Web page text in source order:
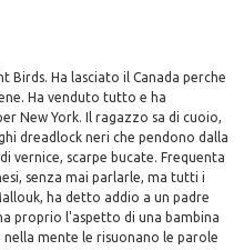
Birds. Ha lasciato il Canada perche
Ha venduto tutto e ha
New York. Il ragazzo sa di cuoio,
dreadlock neri che pendono dalla
vernice, scarpe bucate. Frequenta
senza mai parlarle, ma tutti i
ha detto addio a un padre
proprio l'aspetto di una bambina
nella mente le risuonano le parole